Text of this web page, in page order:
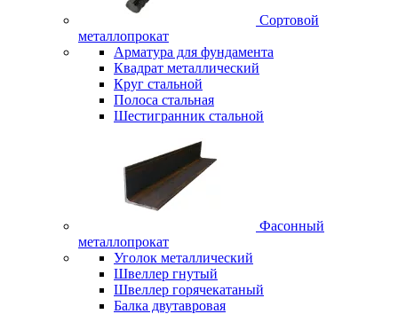
Сортовой
металлопрокат
Арматура для фундамента
Квадрат металлический
Круг стальной
Полоса стальная
Шестигранник стальной
Фасонный
металлопрокат
Уголок металлический
Швеллер гнутый
Швеллер горячекатаный
Балка двутавровая